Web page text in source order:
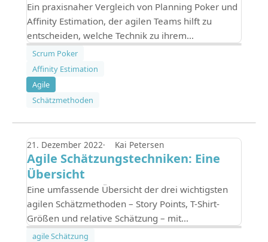
Ein praxisnaher Vergleich von Planning Poker und
Affinity Estimation, der agilen Teams hilft zu
entscheiden, welche Technik zu ihrem
Projektumfang, Zeitplan und ihren Zielen passt.
Scrum Poker
Affinity Estimation
Agile
Schätzmethoden
21. Dezember 2022 Kai Petersen
Agile Schätzungstechniken: Eine
Übersicht
Eine umfassende Übersicht der drei wichtigsten
agilen Schätzmethoden – Story Points, T-Shirt-
Größen und relative Schätzung – mit
Empfehlungen zur richtigen Methodenwahl für
agile Schätzung